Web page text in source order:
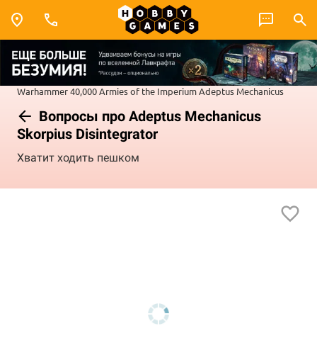
Warhammer 40,000Armies of the ImperiumAdeptus Mechanicus
Вопросы про Adeptus Mechanicus
Skorpius Disintegrator
Хватит ходить пешком